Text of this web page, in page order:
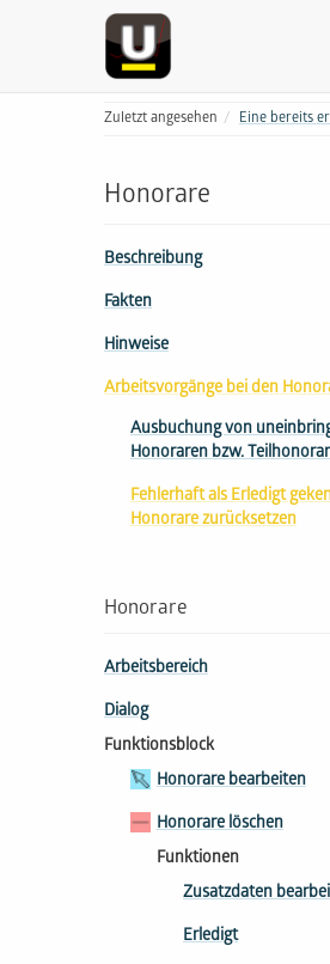
Zuletzt angesehen Eine bereits
Honorare
Beschreibung
Fakten
Hinweise
Arbeitsvorgänge bei den
Ausbuchung von
Honoraren bzw.
Fehlerhaft als Erledigt
Honorare zurücksetzen
Honorare
Arbeitsbereich
Dialog
Funktionsblock
Honorare bearbeiten
Honorare löschen
Funktionen
Zusatzdaten
Erledigt